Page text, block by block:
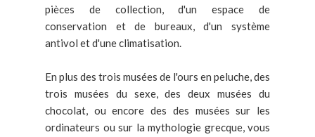
pièces de collection, d'un espace de
conservation et de bureaux, d'un système
antivol et d'une climatisation.
En plus des trois musées de l'ours en peluche, des
trois musées du sexe, des deux musées du
chocolat, ou encore des des musées sur les
ordinateurs ou sur la mythologie grecque, vous